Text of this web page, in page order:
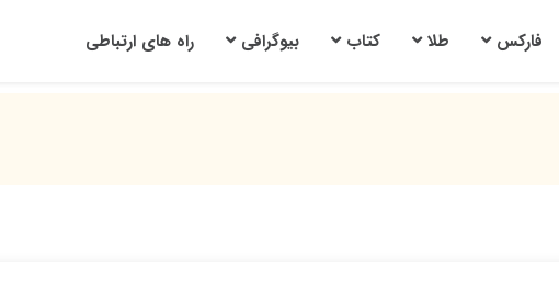
فارکس طلا کتاب بیوگرافی راه های ارتباطی